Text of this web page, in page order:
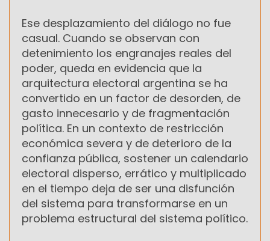
Ese desplazamiento del diálogo no fue
casual. Cuando se observan con
detenimiento los engranajes reales del
poder, queda en evidencia que la
arquitectura electoral argentina se ha
convertido en un factor de desorden, de
gasto innecesario y de fragmentación
política. En un contexto de restricción
económica severa y de deterioro de la
confianza pública, sostener un calendario
electoral disperso, errático y multiplicado
en el tiempo deja de ser una disfunción
del sistema para transformarse en un
problema estructural del sistema político.